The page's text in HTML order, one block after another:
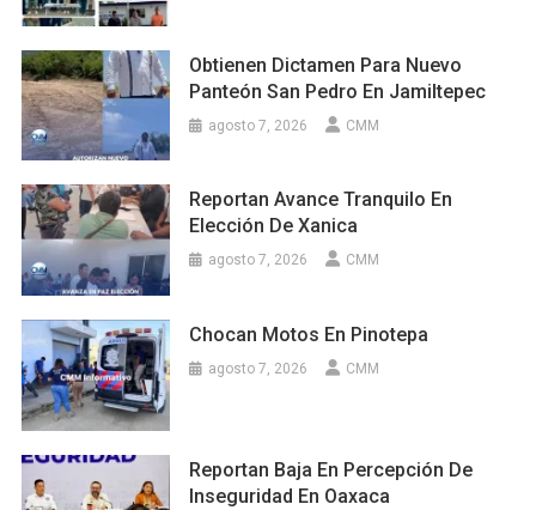
Obtienen Dictamen Para Nuevo
Panteón San Pedro En Jamiltepec
agosto 7, 2026 CMM
Reportan Avance Tranquilo En
Elección De Xanica
agosto 7, 2026 CMM
Chocan Motos En Pinotepa
agosto 7, 2026 CMM
Reportan Baja En Percepción De
Inseguridad En Oaxaca